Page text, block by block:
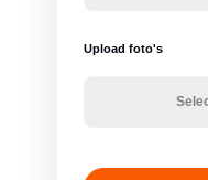
Upload foto's